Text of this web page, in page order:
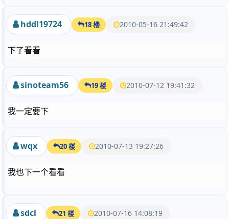
hddl19724 18 楼 2010-05-16 21:49:42
下了看看
sinoteam56 19 楼 2010-07-12 19:41:32
我一定要下
wqx 20 楼 2010-07-13 19:27:26
我也下一个看看
sdcl 21 楼 2010-07-16 14:08:19